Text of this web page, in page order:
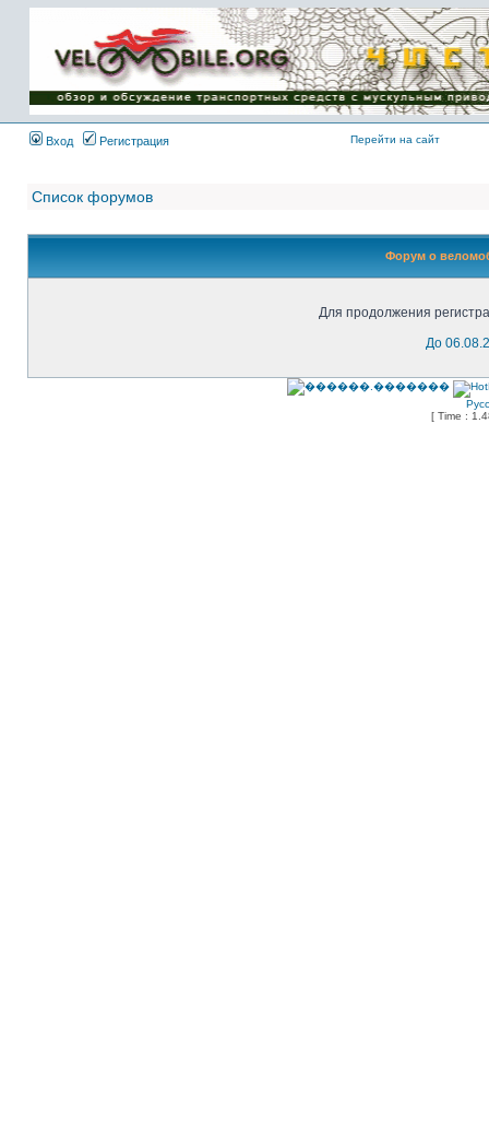
Имя пользователя:
Пароль:
{ LOG_ME_IN_SHORT
}
Вход
Регистрация Перейти на сайт
Список форумов
Форум о
Для продолжения
До
[ Time :